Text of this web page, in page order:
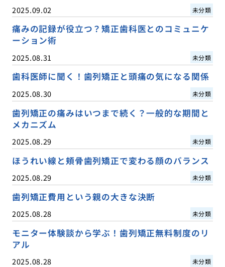
2025.09.02 未分類
痛みの記録が役立つ？矯正歯科医とのコミュニケ
ーション術
2025.08.31 未分類
歯科医師に聞く！歯列矯正と頭痛の気になる関係
2025.08.30 未分類
歯列矯正の痛みはいつまで続く？一般的な期間と
メカニズム
2025.08.29 未分類
ほうれい線と頬骨歯列矯正で変わる顔のバランス
2025.08.29 未分類
歯列矯正費用という親の大きな決断
2025.08.28 未分類
モニター体験談から学ぶ！歯列矯正無料制度のリ
アル
2025.08.28 未分類